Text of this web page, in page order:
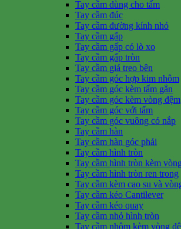
Tay cầm dùng cho tấm
Tay cầm đúc
Tay cầm đường kính nhỏ
Tay cầm gấp
Tay cầm gấp có lò xo
Tay cầm gấp tròn
Tay cầm giá treo bên
Tay cầm góc hợp kim nhôm
Tay cầm góc kèm tấm gắn
Tay cầm góc kèm vòng đệm
Tay cầm góc với tấm
Tay cầm góc vuông có nắp
Tay cầm hàn
Tay cầm hàn góc phải
Tay cầm hình tròn
Tay cầm hình tròn kèm
Tay cầm hình tròn ren trong
Tay cầm kèm cao su và
Tay cầm kéo Cantilever
Tay cầm kéo quay
Tay cầm nhỏ hình tròn
Tay cầm nhôm kèm vòng